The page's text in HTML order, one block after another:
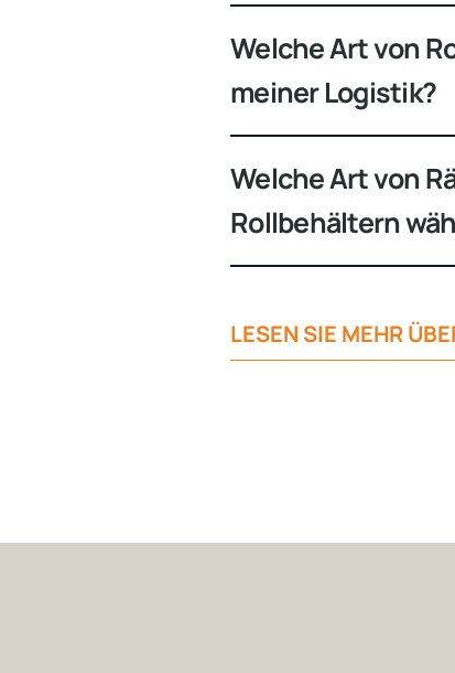
Welche Art von
meiner Logistik?
Welche Art von
Rollbehältern
LESEN SIE MEHR